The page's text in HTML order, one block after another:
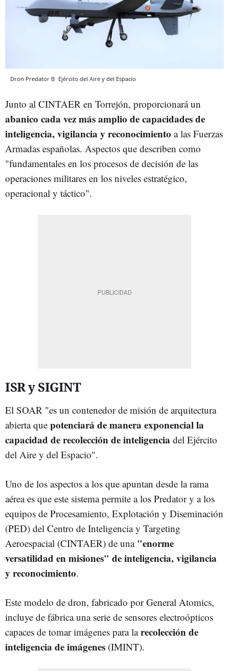
Dron Predator B Ejército del Aire y del Espacio
Junto al CINTAER en Torrejón, proporcionará un
abanico cada vez más amplio de capacidades de
inteligencia, vigilancia y reconocimiento a las Fuerzas
Armadas españolas. Aspectos que describen como
"fundamentales en los procesos de decisión de las
operaciones militares en los niveles estratégico,
operacional y táctico".
ISR y SIGINT
El SOAR "es un contenedor de misión de arquitectura
abierta que potenciará de manera exponencial la
capacidad de recolección de inteligencia del Ejército
del Aire y del Espacio".
Uno de los aspectos a los que apuntan desde la rama
aérea es que este sistema permite a los Predator y a los
equipos de Procesamiento, Explotación y Diseminación
(PED) del Centro de Inteligencia y Targeting
Aeroespacial (CINTAER) de una "enorme
versatilidad en misiones" de inteligencia, vigilancia
y reconocimiento.
Este modelo de dron, fabricado por General Atomics,
incluye de fábrica una serie de sensores electroópticos
capaces de tomar imágenes para larecolección de
inteligencia de imágenes (IMINT).